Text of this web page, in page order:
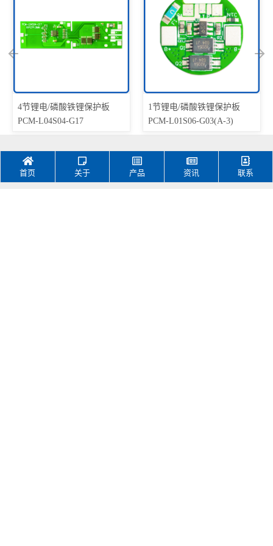
4节锂电/磷酸铁锂保护板
PCM-L04S04-G17
1节锂电/磷酸铁锂保护板
PCM-L01S06-G03(A-3)
首页 关于 产品 资讯 联系